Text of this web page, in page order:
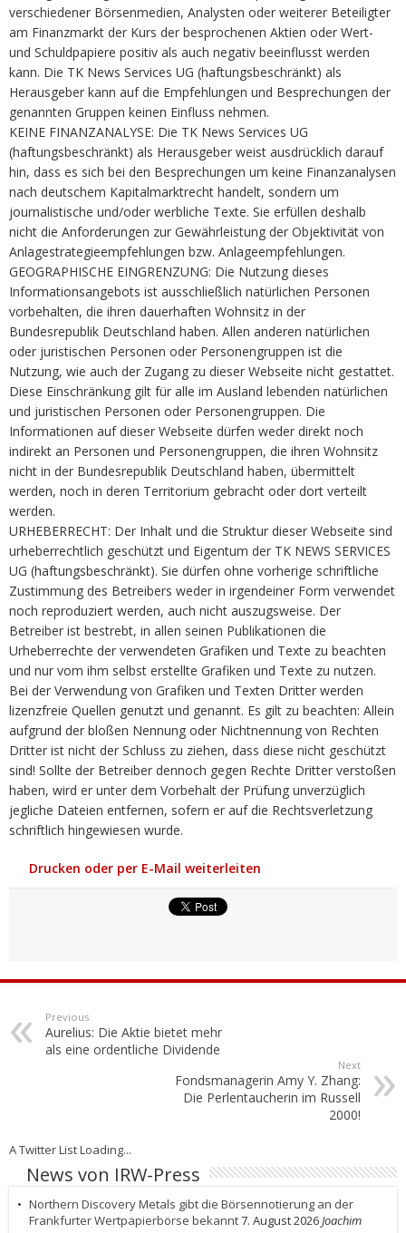
verschiedener Börsenmedien, Analysten oder weiterer Beteiligter
am Finanzmarkt der Kurs der besprochenen Aktien oder Wert-
und Schuldpapiere positiv als auch negativ beeinflusst werden
kann. Die TK News Services UG (haftungsbeschränkt) als
Herausgeber kann auf die Empfehlungen und Besprechungen der
genannten Gruppen keinen Einfluss nehmen.
KEINE FINANZANALYSE: Die TK News Services UG
(haftungsbeschränkt) als Herausgeber weist ausdrücklich darauf
hin, dass es sich bei den Besprechungen um keine Finanzanalysen
nach deutschem Kapitalmarktrecht handelt, sondern um
journalistische und/oder werbliche Texte. Sie erfüllen deshalb
nicht die Anforderungen zur Gewährleistung der Objektivität von
Anlagestrategieempfehlungen bzw. Anlageempfehlungen.
GEOGRAPHISCHE EINGRENZUNG: Die Nutzung dieses
Informationsangebots ist ausschließlich natürlichen Personen
vorbehalten, die ihren dauerhaften Wohnsitz in der
Bundesrepublik Deutschland haben. Allen anderen natürlichen
oder juristischen Personen oder Personengruppen ist die
Nutzung, wie auch der Zugang zu dieser Webseite nicht gestattet.
Diese Einschränkung gilt für alle im Ausland lebenden natürlichen
und juristischen Personen oder Personengruppen. Die
Informationen auf dieser Webseite dürfen weder direkt noch
indirekt an Personen und Personengruppen, die ihren Wohnsitz
nicht in der Bundesrepublik Deutschland haben, übermittelt
werden, noch in deren Territorium gebracht oder dort verteilt
werden.
URHEBERRECHT: Der Inhalt und die Struktur dieser Webseite sind
urheberrechtlich geschützt und Eigentum der TK NEWS SERVICES
UG (haftungsbeschränkt). Sie dürfen ohne vorherige schriftliche
Zustimmung des Betreibers weder in irgendeiner Form verwendet
noch reproduziert werden, auch nicht auszugsweise. Der
Betreiber ist bestrebt, in allen seinen Publikationen die
Urheberrechte der verwendeten Grafiken und Texte zu beachten
und nur vom ihm selbst erstellte Grafiken und Texte zu nutzen.
Bei der Verwendung von Grafiken und Texten Dritter werden
lizenzfreie Quellen genutzt und genannt. Es gilt zu beachten: Allein
aufgrund der bloßen Nennung oder Nichtnennung von Rechten
Dritter ist nicht der Schluss zu ziehen, dass diese nicht geschützt
sind! Sollte der Betreiber dennoch gegen Rechte Dritter verstoßen
haben, wird er unter dem Vorbehalt der Prüfung unverzüglich
jegliche Dateien entfernen, sofern er auf die Rechtsverletzung
schriftlich hingewiesen wurde.
Drucken oder per E-Mail weiterleiten
Previous
Aurelius: Die Aktie bietet mehr
als eine ordentliche Dividende
Next
Fondsmanagerin Amy Y. Zhang:
Die Perlentaucherin im Russell
2000!
A Twitter List Loading...
News von IRW-Press
Northern Discovery Metals gibt die Börsennotierung an der
Frankfurter Wertpapierbörse bekannt7. August 2026Joachim